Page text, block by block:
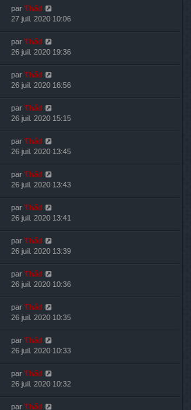
par Thãd
27 juil. 2020 10:06
par Thãd
26 juil. 2020 19:36
par Thãd
26 juil. 2020 16:56
par Thãd
26 juil. 2020 15:15
par Thãd
26 juil. 2020 13:45
par Thãd
26 juil. 2020 13:43
par Thãd
26 juil. 2020 13:41
par Thãd
26 juil. 2020 13:39
par Thãd
26 juil. 2020 10:36
par Thãd
26 juil. 2020 10:35
par Thãd
26 juil. 2020 10:33
par Thãd
26 juil. 2020 10:32
par Thãd